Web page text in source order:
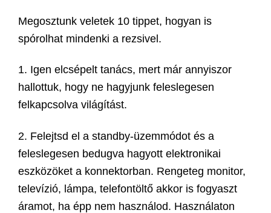
Megosztunk veletek 10 tippet, hogyan is
spórolhat mindenki a rezsivel.
1. Igen elcsépelt tanács, mert már annyiszor
hallottuk, hogy ne hagyjunk feleslegesen
felkapcsolva világítást.
2. Felejtsd el a standby-üzemmódot és a
feleslegesen bedugva hagyott elektronikai
eszközöket a konnektorban. Rengeteg monitor,
televízió, lámpa, telefontöltő akkor is fogyaszt
áramot, ha épp nem használod. Használaton